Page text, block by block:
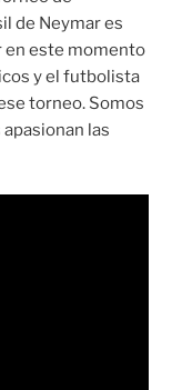
de Neymar es
en este momento
y el futbolista
torneo. Somos
las